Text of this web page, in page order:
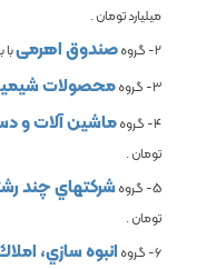
میلیارد تومان .
2- گروه
صندوق اهرمی
3- گروه
محصولات
4- گروه
ماشين آلات و
تومان .
5- گروه
شرکتهاي چند
تومان .
6- گروه
انبوه سازي،